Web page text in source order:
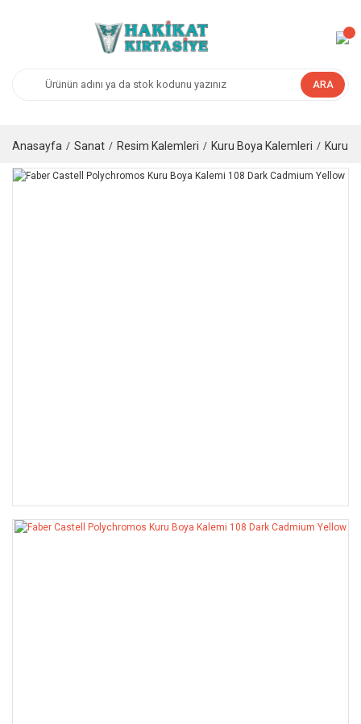
ARA
Anasayfa Sanat Resim Kalemleri Kuru Boya Kalemleri Kuru